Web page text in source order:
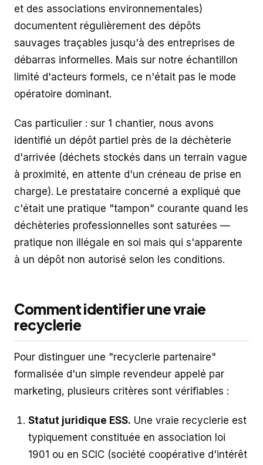
et des associations environnementales)
documentent régulièrement des dépôts
sauvages traçables jusqu'à des entreprises de
débarras informelles. Mais sur notre échantillon
limité d'acteurs formels, ce n'était pas le mode
opératoire dominant.
Cas particulier : sur 1 chantier, nous avons
identifié un dépôt partiel près de la déchèterie
d'arrivée (déchets stockés dans un terrain vague
à proximité, en attente d'un créneau de prise en
charge). Le prestataire concerné a expliqué que
c'était une pratique "tampon" courante quand les
déchèteries professionnelles sont saturées —
pratique non illégale en soi mais qui s'apparente
à un dépôt non autorisé selon les conditions.
Comment identifier une vraie
recyclerie
Pour distinguer une "recyclerie partenaire"
formalisée d'un simple revendeur appelé par
marketing, plusieurs critères sont vérifiables :
Statut juridique ESS. Une vraie recyclerie est
typiquement constituée en association loi
1901 ou en SCIC (société coopérative d'intérêt